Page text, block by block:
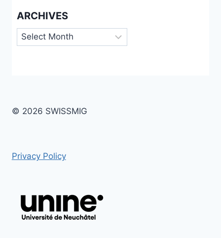
ARCHIVES
Archives
© 2026 SWISSMIG
Privacy Policy